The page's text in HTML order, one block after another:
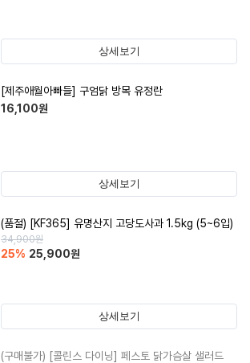
상세보기
[제주애월아빠들] 구엄닭 방목 유정란
16,100원
상세보기
(품절) [KF365] 유명산지 고당도사과 1.5kg (5~6입)
34,900원
25% 25,900원
상세보기
(구매불가) [콜린스 다이닝] 페스토 닭가슴살 샐러드